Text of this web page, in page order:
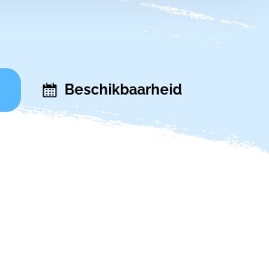
Beschikbaarheid